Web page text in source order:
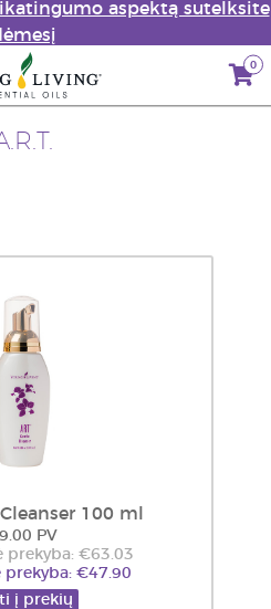
aspektą sutelksite
0
100 ml
PV
prekyba: €63.03
prekyba: €47.90
į prekių